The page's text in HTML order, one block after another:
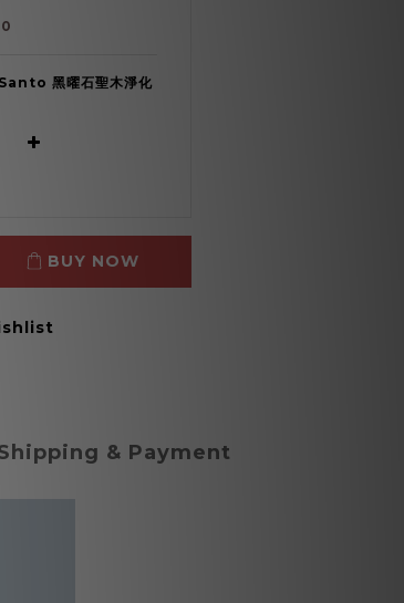
黑曜石聖木淨化
BUY NOW
& Payment